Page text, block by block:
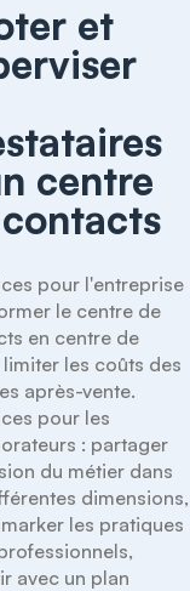
et
centre
pour l'entreprise
le centre de
en centre de
les coûts des
après-vente.
pour les
: partager
du métier dans
dimensions,
les pratiques
avec un plan